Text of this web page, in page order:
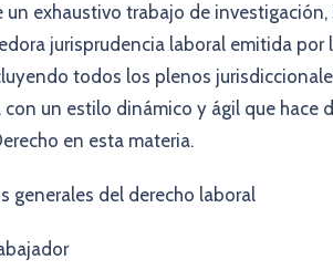
exhaustivo trabajo de
jurisprudencia laboral emitida
todos los plenos
un estilo dinámico y ágil que hace
en esta materia.
generales del derecho laboral